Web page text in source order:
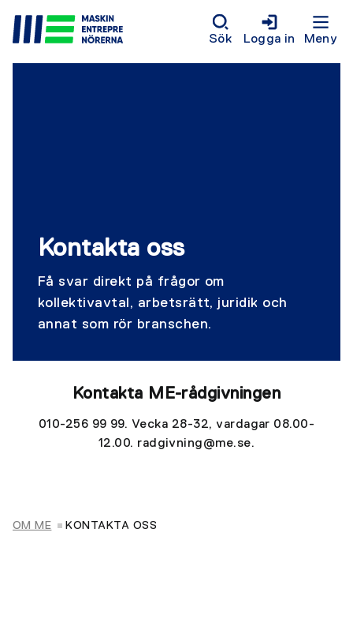
Sök Logga in Meny
Kontakta oss
Få svar direkt på frågor om
kollektivavtal, arbetsrätt, juridik och
annat som rör branschen.
Kontakta ME-rådgivningen
010-256 99 99. Vecka 28-32, vardagar 08.00-
12.00. radgivning@me.se.
OM ME KONTAKTA OSS